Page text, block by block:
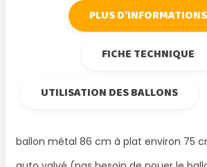
PLUS D'INFORMATIONS
FICHE TECHNIQUE
UTILISATION DES BALLONS
ballon métal 86 cm à plat environ 75